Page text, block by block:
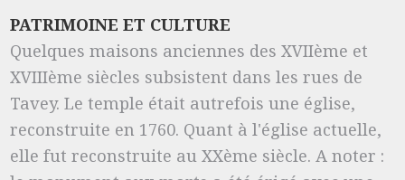
PATRIMOINE ET CULTURE
Quelques maisons anciennes des XVIIème et
XVIIIème siècles subsistent dans les rues de
Tavey. Le temple était autrefois une église,
reconstruite en 1760. Quant à l'église actuelle,
elle fut reconstruite au XXème siècle. A noter :